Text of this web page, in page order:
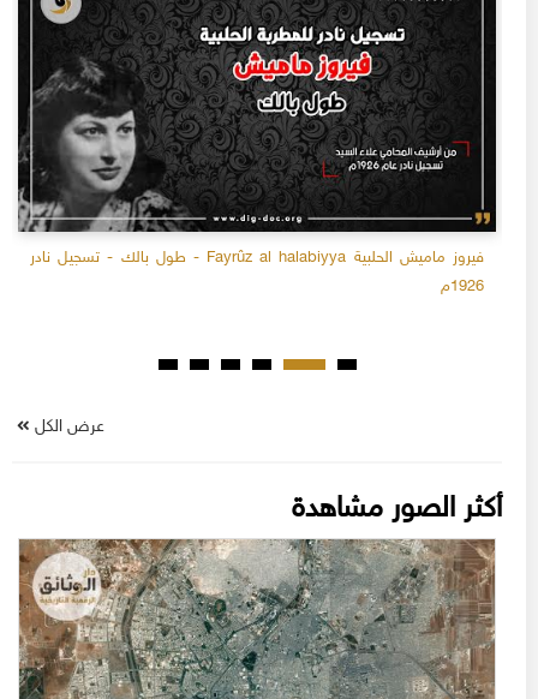
فيروز ماميش الحلبية Fayrûz al halabiyya - طول بالك - تسجيل نادر
1926م
عرض الكل
أكثر الصور مشاهدة